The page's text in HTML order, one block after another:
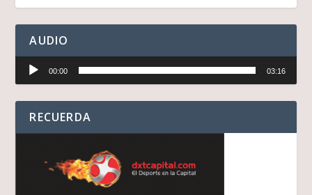
AUDIO
Reproductor
audio
00:00 03:16
RECUERDA